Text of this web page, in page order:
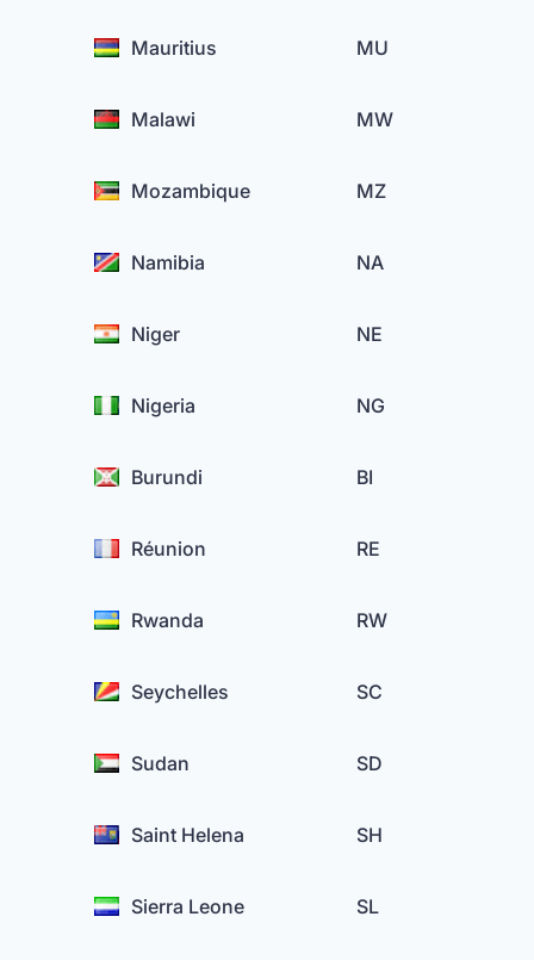
Mauritius MU
Malawi MW
Mozambique MZ
Namibia NA
Niger NE
Nigeria NG
Burundi BI
Réunion RE
Rwanda RW
Seychelles SC
Sudan SD
Saint Helena SH
Sierra Leone SL